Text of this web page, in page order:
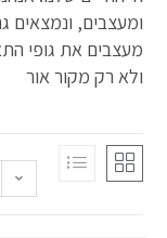
ומעצבים, ונמצאים
מעצבים את גופי
ולא רק מקור אור